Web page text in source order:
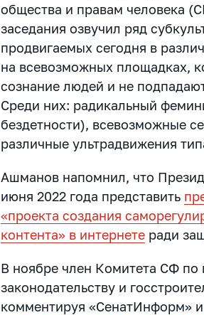
общества и правам человека
заседания озвучил ряд
продвигаемых сегодня в
на всевозможных площадках,
сознание людей и не
Среди них: радикальный
бездетности), всевозможные
различные ультрадвижения
Ашманов напомнил, что
июня 2022 года представить
«проекта создания
контента» в интернете ради
В ноябре член Комитета СФ по
законодательству и
комментируя «СенатИнформ»